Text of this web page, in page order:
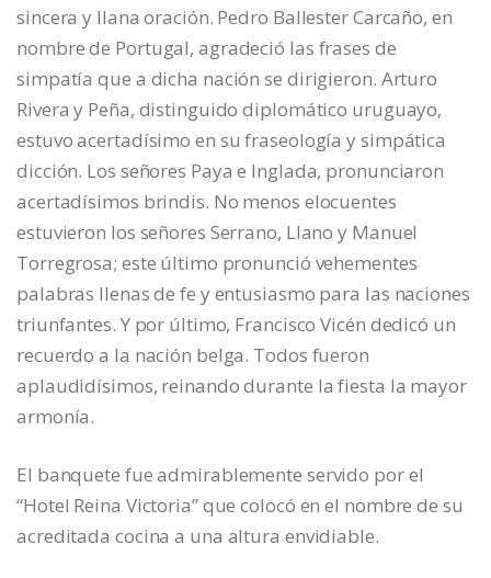
sincera y llana oración. Pedro Ballester Carcaño, en
nombre de Portugal, agradeció las frases de
simpatía que a dicha nación se dirigieron. Arturo
Rivera y Peña, distinguido diplomático uruguayo,
estuvo acertadísimo en su fraseología y simpática
dicción. Los señores Paya e Inglada, pronunciaron
acertadísimos brindis. No menos elocuentes
estuvieron los señores Serrano, Llano y Manuel
Torregrosa; este último pronunció vehementes
palabras llenas de fe y entusiasmo para las naciones
triunfantes. Y por último, Francisco Vicén dedicó un
recuerdo a la nación belga. Todos fueron
aplaudidísimos, reinando durante la fiesta la mayor
armonía.
El banquete fue admirablemente servido por el
“Hotel Reina Victoria” que colocó en el nombre de su
acreditada cocina a una altura envidiable.